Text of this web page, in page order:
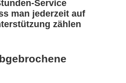
Service
man jederzeit auf
zählen